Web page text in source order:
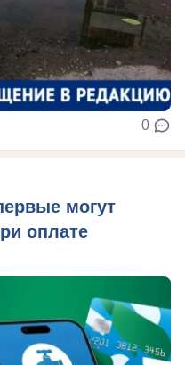
0
могут
оплате